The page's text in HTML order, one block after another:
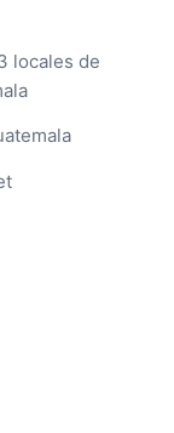
locales de